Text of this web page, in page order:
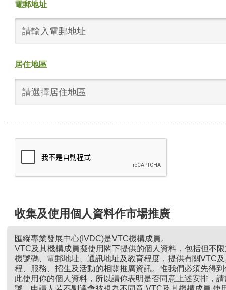
電郵地址
居住地區
請選擇居住地區
收集及使用個人資料作市場推廣
匯縱專業發展中心(IVDC)是VTC機構成員。
VTC及其機構成員擬使用閣下提供的個人資料，包括但不
機號碼、電郵地址、通訊地址及教育程度，提供有關VTC
程、服務、招生及活動的相關推廣資訊。惟我們必須先得
此使用你的個人資料，所以請你表明是否同意上述安排，